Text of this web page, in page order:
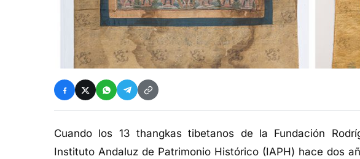
Cuando los 13 thangkas tibetanos de la Fundación
Instituto Andaluz de Patrimonio Histórico (IAPH) hace dos